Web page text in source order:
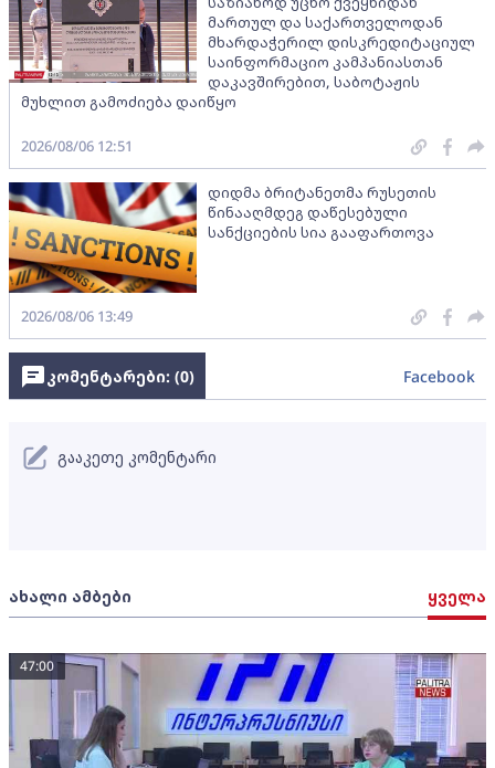
მართულ და საქართველოდან
მხარდაჭერილ დისკრედიტაციულ
საინფორმაციო კამპანიასთან
დაკავშირებით, საბოტაჟის
მუხლით გამოძიება დაიწყო
2026/08/06 12:51
დიდმა ბრიტანეთმა რუსეთის
წინააღმდეგ დაწესებული
სანქციების სია გააფართოვა
2026/08/06 13:49
ახალი ამბები ყველა
47:00
კომენტარები: (0) Facebook
გააკეთე კომენტარი